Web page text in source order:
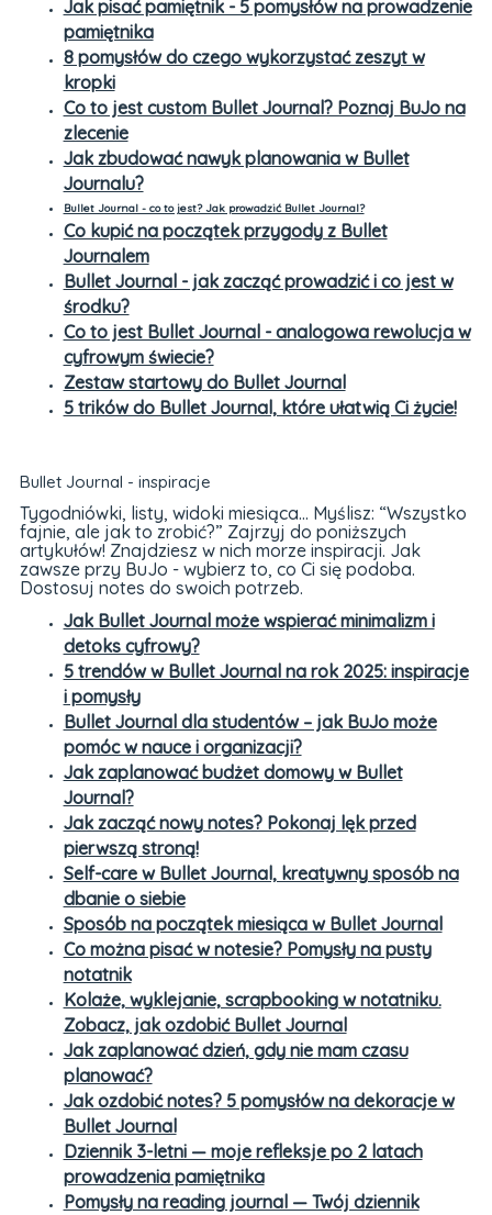
Jak pisać pamiętnik - 5 pomysłów na prowadzenie
pamiętnika
8 pomysłów do czego wykorzystać zeszyt w
kropki
Co to jest custom Bullet Journal? Poznaj BuJo na
zlecenie
Jak zbudować nawyk planowania w Bullet
Journalu?
Bullet Journal - co to jest? Jak prowadzić Bullet Journal?
Co kupić na początek przygody z Bullet
Journalem
Bullet Journal - jak zacząć prowadzić i co jest w
środku?
Co to jest Bullet Journal - analogowa rewolucja w
cyfrowym świecie?
Zestaw startowy do Bullet Journal
5 trików do Bullet Journal, które ułatwią Ci życie!
Bullet Journal - inspiracje
Tygodniówki, listy, widoki miesiąca… Myślisz: “Wszystko
fajnie, ale jak to zrobić?” Zajrzyj do poniższych
artykułów! Znajdziesz w nich morze inspiracji. Jak
zawsze przy BuJo - wybierz to, co Ci się podoba.
Dostosuj notes do swoich potrzeb.
Jak Bullet Journal może wspierać minimalizm i
detoks cyfrowy?
5 trendów w Bullet Journal na rok 2025: inspiracje
i pomysły
Bullet Journal dla studentów – jak BuJo może
pomóc w nauce i organizacji?
Jak zaplanować budżet domowy w Bullet
Journal?
Jak zacząć nowy notes? Pokonaj lęk przed
pierwszą stroną!
Self-care w Bullet Journal, kreatywny sposób na
dbanie o siebie
Sposób na początek miesiąca w Bullet Journal
Co można pisać w notesie? Pomysły na pusty
notatnik
Kolaże, wyklejanie, scrapbooking w notatniku.
Zobacz, jak ozdobić Bullet Journal
Jak zaplanować dzień, gdy nie mam czasu
planować?
Jak ozdobić notes? 5 pomysłów na dekoracje w
Bullet Journal
Dziennik 3-letni — moje refleksje po 2 latach
prowadzenia pamiętnika
Pomysły na reading journal — Twój dziennik